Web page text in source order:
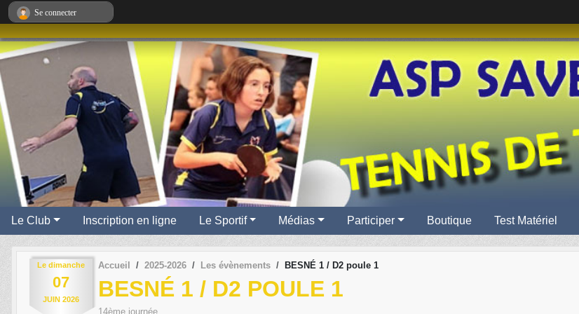
Le Club Inscription en ligne Le Sportif Médias Participer Boutique Test Matériel
Le dimanche
07
JUIN 2026
Accueil 2025-2026 Les évènements BESNÉ 1 / D2 poule 1
BESNÉ 1 / D2 POULE 1
14ème journée
Se connecter
Panneau de gestion des cookies